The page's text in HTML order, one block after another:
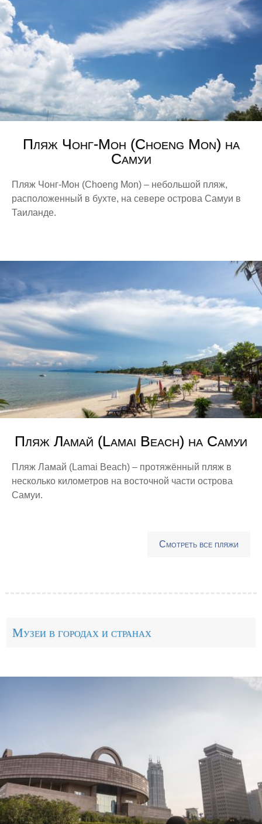
Пляж Чонг-Мон (Choeng Mon) на
Самуи
Пляж Чонг-Мон (Choeng Mon) – небольшой пляж,
расположенный в бухте, на севере острова Самуи в
Таиланде.
Пляж Ламай (Lamai Beach) на Самуи
Пляж Ламай (Lamai Beach) – протяжённый пляж в
несколько километров на восточной части острова
Самуи.
Смотреть все пляжи
Музеи в городах и странах